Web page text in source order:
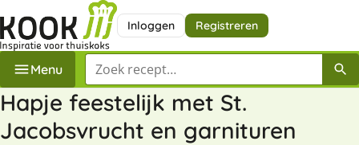
Inloggen Registreren
Menu Zoek een recept
Hapje feestelijk met St.
Jacobsvrucht en garnituren